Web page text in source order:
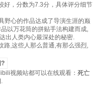
好，分数为7.3分，具体评分细节
野心的作品达成了导演生涯的巅
以万花筒的拼贴手法构建而成,
出人类内心最深处的秘密.
路,这些人那么普通,有那么强烈,
?
视频站都可以在线观看： 死亡
.